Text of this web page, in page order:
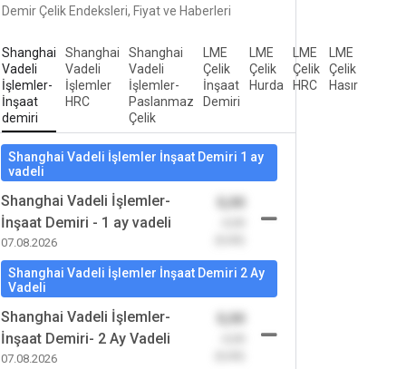
Demir Çelik Endeksleri, Fiyat ve Haberleri
Shanghai
Vadeli
İşlemler-
İnşaat
demiri
Shanghai
Vadeli
İşlemler
HRC
Shanghai
Vadeli
İşlemler-
Paslanmaz
Çelik
LME
Çelik
İnşaat
Demiri
LME
Çelik
Hurda
LME
Çelik
HRC
LME
Çelik
Hasır
Shanghai Vadeli İşlemler İnşaat Demiri 1 ay
vadeli
Shanghai Vadeli İşlemler-
İnşaat Demiri - 1 ay vadeli
07.08.2026
Shanghai Vadeli İşlemler İnşaat Demiri 2 Ay
Vadeli
Shanghai Vadeli İşlemler-
İnşaat Demiri- 2 Ay Vadeli
07.08.2026